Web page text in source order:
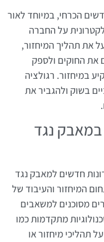
הכרחי, במיוחד לאור
על החברה
את תהליך המיחזור,
את החוקים ולספק
במיחזור. רגולציה
בשוק ולהגביר את
במאבק נגד
חדשים למאבק נגד
המיחזור והעיבוד של
מסוכנים למשאבים
מתקדמות כמו
תהליכי מיחזור או